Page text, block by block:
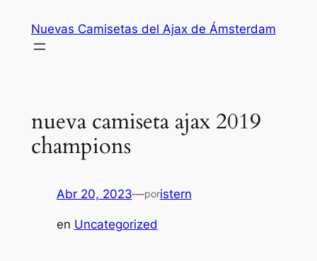
contenido
Nuevas Camisetas del Ajax de Ámsterdam
nueva camiseta ajax 2019
champions
Abr 20, 2023—poristern
en Uncategorized